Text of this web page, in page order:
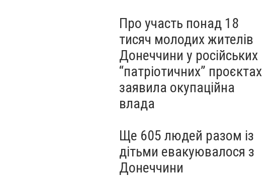
Про участь понад 18
тисяч молодих жителів
Донеччини у російських
“патріотичних” проєктах
заявила окупаційна
влада
Ще 605 людей разом із
дітьми евакуювалося з
Донеччини